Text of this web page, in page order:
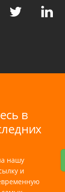
в
нашу
и